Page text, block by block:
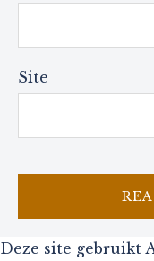
Site
Deze site gebruikt